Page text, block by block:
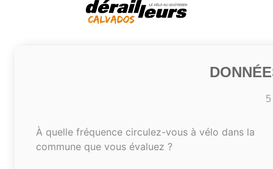
5
À quelle fréquence circulez-vous à vélo dans la
commune que vous évaluez ?